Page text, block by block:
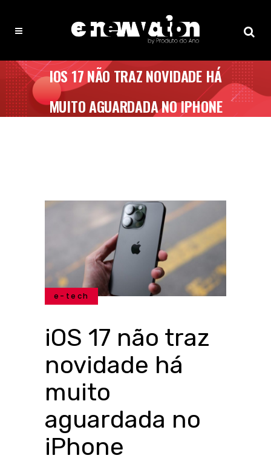
IOS 17 NÃO TRAZ NOVIDADE HÁ
MUITO AGUARDADA NO IPHONE
e-tech
iOS 17 não traz
novidade há
muito
aguardada no
iPhone